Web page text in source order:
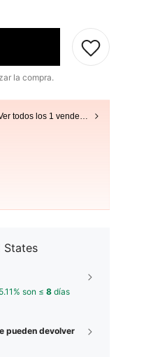
la compra.
Ver todos los 1 vendedores
States
son ≤ 8 días
pueden devolver